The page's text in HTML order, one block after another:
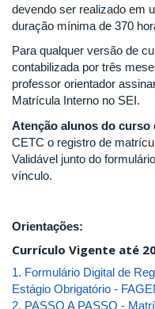
devendo ser realizado em
duração mínima de 370
Para qualquer versão de
contabilizada por três
professor orientador
Matrícula Interno no SEI.
Atenção alunos do curso
CETC o registro de
Validável junto do
vínculo.
Orientações:
Currículo Vigente até
1. Formulário Digital de
Estágio Obrigatório -
2. PASSO A PASSO -